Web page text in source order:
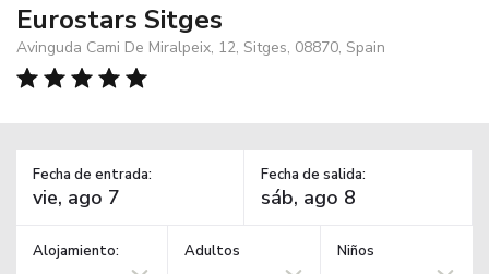
Eurostars Sitges
Avinguda Cami De Miralpeix, 12, Sitges, 08870, Spain
Fecha de entrada: Fecha de salida:
Alojamiento: Adultos Niños